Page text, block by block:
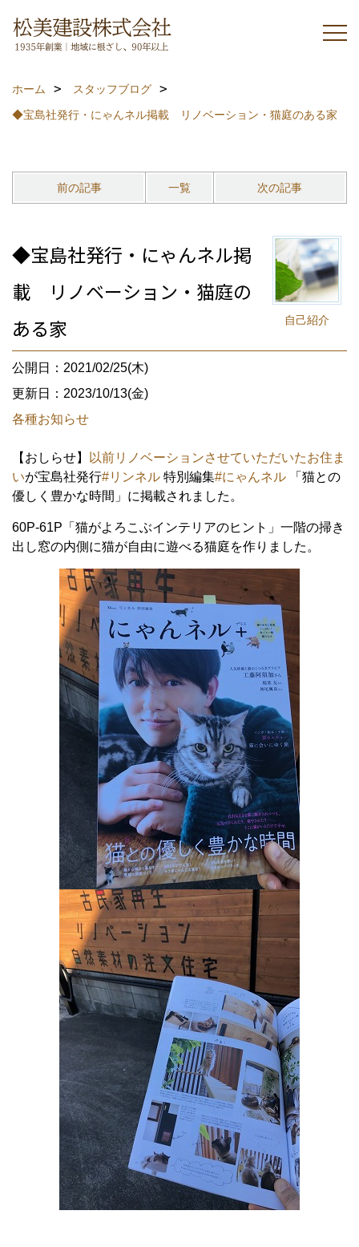
ホーム
スタッフブログ
◆宝島社発行・にゃんネル掲載 リノベーション・猫庭のある家
前の記事 一覧 次の記事
自己紹介
◆宝島社発行・にゃんネル掲
載 リノベーション・猫庭の
ある家
公開日：2021/02/25(木)
更新日：2023/10/13(金)
各種お知らせ
【おしらせ】
以前リノベーションさせていただいたお住ま
いが宝島社発行#リンネル 特別編集#にゃんネル 「猫との
優しく豊かな時間」に掲載されました。
60P-61P「猫がよろこぶインテリアのヒント」一階の掃き
出し窓の内側に猫が自由に遊べる猫庭を作りました。